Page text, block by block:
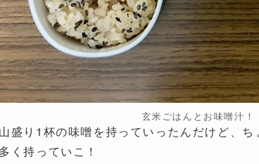
玄米ごはんとお味噌汁！
盛り1杯の味噌を持っていったんだけど、ち
く持っていこ！